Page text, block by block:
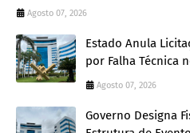
Agosto 07, 2026
Estado Anula
por Falha Técnica
Agosto 07, 2026
Governo Designa